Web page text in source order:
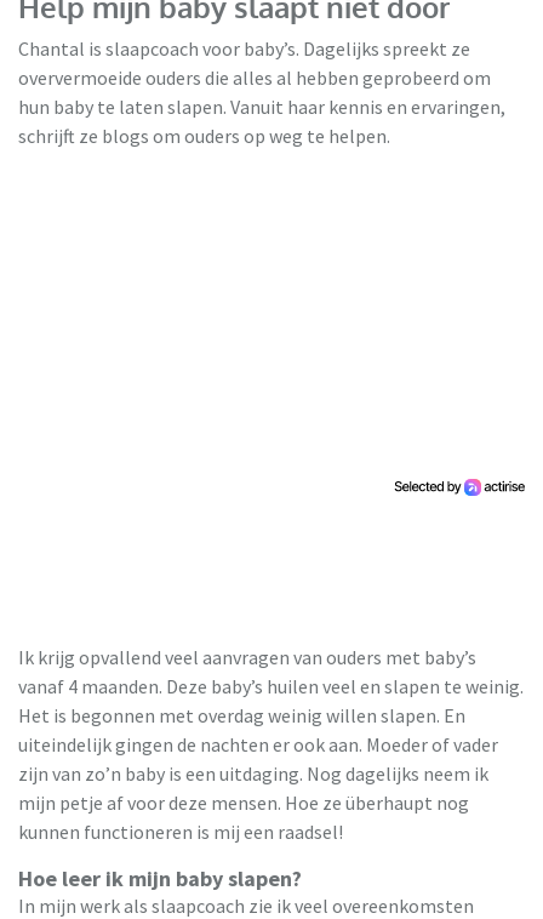
Chantal is slaapcoach voor baby’s. Dagelijks spreekt ze
oververmoeide ouders die alles al hebben geprobeerd om
hun baby te laten slapen. Vanuit haar kennis en ervaringen,
schrijft ze blogs om ouders op weg te helpen.
Ik krijg opvallend veel aanvragen van ouders met baby’s
vanaf 4 maanden. Deze baby’s huilen veel en slapen te weinig.
Het is begonnen met overdag weinig willen slapen. En
uiteindelijk gingen de nachten er ook aan. Moeder of vader
zijn van zo’n baby is een uitdaging. Nog dagelijks neem ik
mijn petje af voor deze mensen. Hoe ze überhaupt nog
kunnen functioneren is mij een raadsel!
Hoe leer ik mijn baby slapen?
In mijn werk als slaapcoach zie ik veel overeenkomsten